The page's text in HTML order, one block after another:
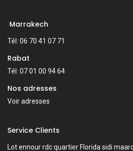
Marrakech
Tél: 06 70 41 07 71
Rabat
Tél: 07 01 00 94 64
Nos adresses
Voir adresses
Service Clients
Lot ennour rdc quartier Florida sidi